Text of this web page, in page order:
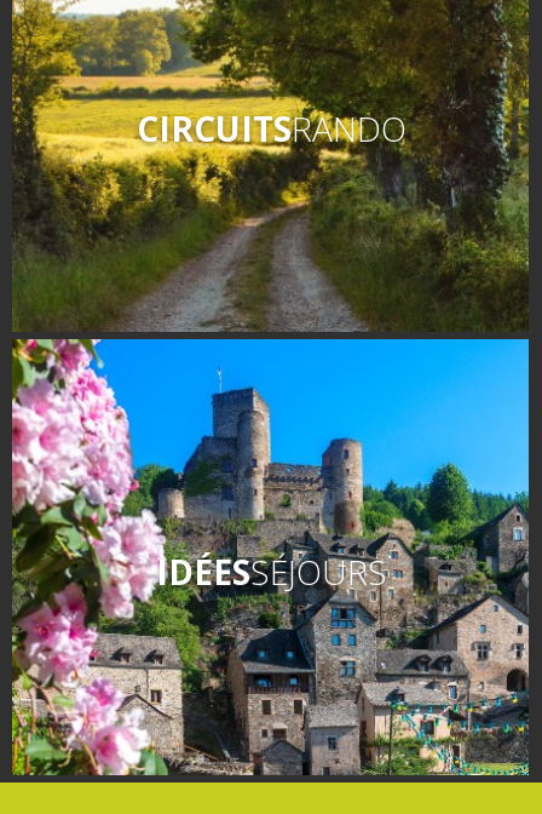
Les visites accompagnées
L'espace Georges Rouquier
à Goutrens
Nos Campagnes Autrefois à
Goutrens
Le musée de la forge à
Belcastel
Artistes et artisans d'art
La gastronomie
locale
La chataîgne
Les vignes
Les marchés et foires
Nos producteurs
Recettes et produits locaux
Flâner à moins de
cent kilomètres
Les Plus Beaux Villages de
France
Les villages de caractère
Le Pays des Bastides du
Rouergue
CIRCUITSRANDO
IDÉESSÉJOURS